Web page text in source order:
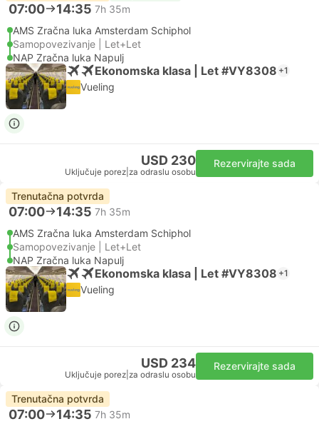
07:00 14:35 7h 35m
AMS Zračna luka Amsterdam Schiphol
Samopovezivanje | Let+Let
NAP Zračna luka Napulj
Ekonomska klasa | Let #VY8308 +1
Vueling
USD 230
Uključuje porez za odraslu osobu
Rezervirajte sada
Trenutačna potvrda
07:00 14:35 7h 35m
AMS Zračna luka Amsterdam Schiphol
Samopovezivanje | Let+Let
NAP Zračna luka Napulj
Ekonomska klasa | Let #VY8308 +1
Vueling
USD 234
Uključuje porez za odraslu osobu
Rezervirajte sada
Trenutačna potvrda
07:00 14:35 7h 35m